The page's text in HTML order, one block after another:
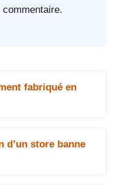
fabriqué en
d’un store banne